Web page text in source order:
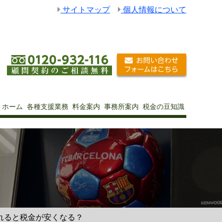
サイトマップ 個人情報について
ホーム 各種支援業務 料金案内 事務所案内 税金の豆知識
と税金が安くなる？